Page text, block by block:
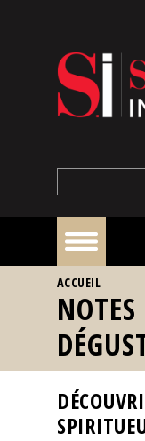
À
la
une
Nos
VOUS ÊTES ICI
ACCUEIL
NOTES